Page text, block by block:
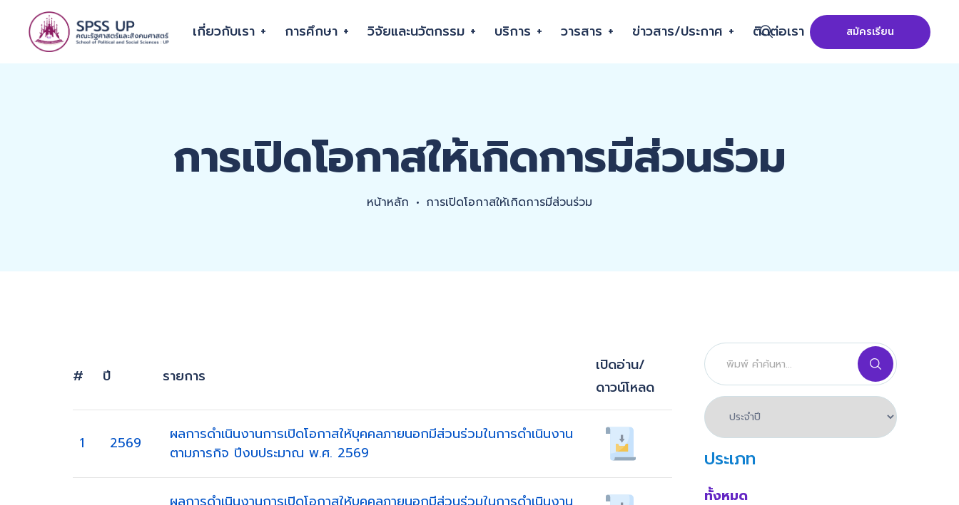
เกี่ยวกับเรา การศึกษา วิจัยและนวัตกรรม บริการ วารสาร ข่าวสาร/ประกาศ ติดต่อเรา สมัครเรียน
การเปิดโอกาสให้เกิดการมีส่วนร่วม
หน้าหลัก การเปิดโอกาสให้เกิดการมีส่วนร่วม
# ปี รายการ
เปิดอ่าน/
ดาวน์โหลด
1 2569
ผลการดำเนินงานการเปิดโอกาสให้บุคคลภายนอกมีส่วนร่วมในการดำเนินงาน
ตามภารกิจ ปีงบประมาณ พ.ศ. 2569
ประเภท
ทั้งหมด